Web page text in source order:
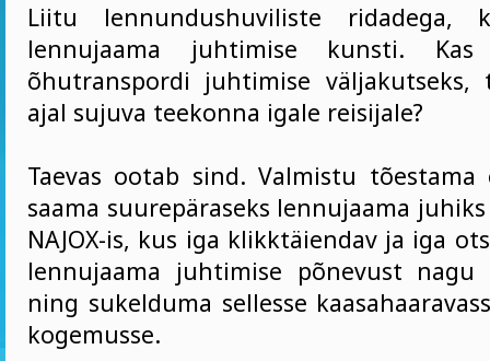
Liitu lennundushuviliste ridadega,
lennujaama juhtimise kunsti.
õhutranspordi juhtimise väljakutseks,
ajal sujuva teekonna igale reisijale?
Taevas ootab sind. Valmistu
saama suurepäraseks lennujaama
NAJOX-is, kus iga klikktäiendav ja iga
lennujaama juhtimise põnevust nagu
ning sukelduma sellesse
kogemusse.